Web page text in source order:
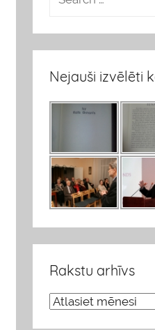
Nejauši izvēlēti
Rakstu arhīvs
R